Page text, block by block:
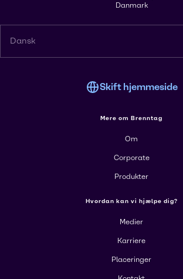
Danmark
Dansk
Skift hjemmeside
Mere om Brenntag
Om
Corporate
Produkter
Hvordan kan vi hjælpe dig?
Medier
Karriere
Placeringer